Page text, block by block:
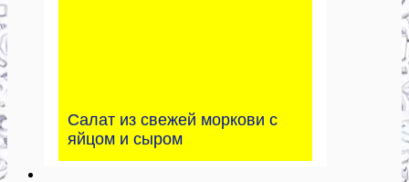
Салат из свежей моркови с
яйцом и сыром